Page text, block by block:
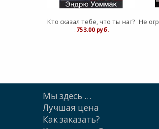
Кто сказал тебе, что ты наг?
: 753.00 руб.
Мы здесь …
Лучшая цена
Как заказать?